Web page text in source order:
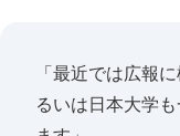
「最近では広報
るいは日本大学